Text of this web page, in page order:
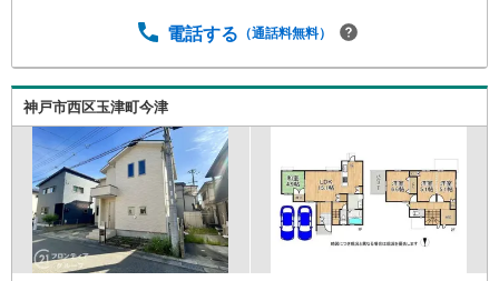
ンナーが資金計画をサポート！2.買い替えなどにも対応で
るため、最も低金利になるように審査が可能！4.物件のお
引渡し後に必要になったお家のリフォームも弊社のリフォ
ームプランナーがご提案！弊社は専門家同士が連携をとっ
ているため、より多くの知見がございます。お気軽にお問
合せください！
電話する （通話料無料）
神戸市西区玉津町今津